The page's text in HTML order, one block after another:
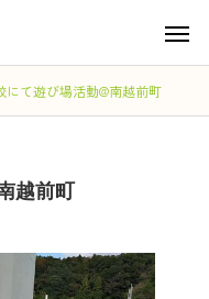
にて遊び場活動@南越前町
越前町